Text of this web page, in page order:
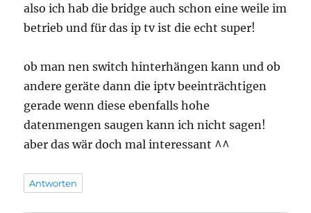
also ich hab die bridge auch schon eine weile im
betrieb und für das ip tv ist die echt super!
ob man nen switch hinterhängen kann und ob
andere geräte dann die iptv beeinträchtigen
gerade wenn diese ebenfalls hohe
datenmengen saugen kann ich nicht sagen!
aber das wär doch mal interessant ^^
Antworten